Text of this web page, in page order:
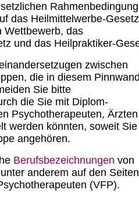
das Heilmittelwerbe-
Wettbewerb, das
und das Heilpraktiker-
zwischen
die in diesem
Sie bitte
die Sie mit Diplom-
Psychotherapeuten,
werden könnten, soweit Sie
angehören.
Berufsbezeichnungen von
anderem auf den
(VFP).